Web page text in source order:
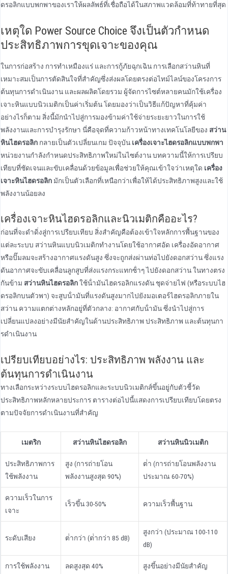
ดรอลิกแบบพกพาของเราให้ผลลัพธ์ที่เชื่อถือได้ในสภาพแวดล้อมที่ท้าทายที่สุด
เหตุใด Power Source Choice จึงเป็นตัวกําหนด
ประสิทธิภาพการขุดเจาะของคุณ
ในการก่อสร้าง การทําเหมืองแร่ และการกู้ภัยฉุกเฉิน การเลือกสว่านหินที่
เหมาะสมเป็นการตัดสินใจที่สําคัญซึ่งส่งผลโดยตรงต่อไทม์ไลน์ของโครงการ
ต้นทุนการดําเนินงาน และผลผลิตโดยรวม ผู้จัดการไซต์หลายคนมักใช้เครื่อง
เจาะหินแบบนิวเมติกเป็นค่าเริ่มต้น โดยมองว่าเป็นวิธีแก้ปัญหาที่คุ้มค่า
อย่างไรก็ตาม สิ่งนี้มักนําไปสู่การมองข้ามค่าใช้จ่ายระยะยาวในการใช้
พลังงานและการบํารุงรักษา นี่คือจุดที่ความก้าวหน้าทางเทคโนโลยีของ สว่าน
หินไฮดรอลิก กลายเป็นตัวเปลี่ยนเกม ปัจจุบัน เครื่องเจาะไฮดรอลิกแบบพกพา
หน่วยงานกําลังกําหนดประสิทธิภาพใหม่ในไซต์งาน บทความนี้ให้การเปรียบ
เทียบที่ชัดเจนและขับเคลื่อนด้วยข้อมูลเพื่อช่วยให้คุณเข้าใจว่าเหตุใด เครื่อง
เจาะหินไฮดรอลิก มักเป็นตัวเลือกที่เหนือกว่าเพื่อให้ได้ประสิทธิภาพสูงและใช้
พลังงานน้อยลง
เครื่องเจาะหินไฮดรอลิกและนิวเมติกคืออะไร?
ก่อนที่จะดําดิ่งสู่การเปรียบเทียบ สิ่งสําคัญคือต้องเข้าใจหลักการพื้นฐานของ
แต่ละระบบ สว่านหินแบบนิวเมติกทํางานโดยใช้อากาศอัด เครื่องอัดอากาศ
หรือปั๊มลมจะสร้างอากาศแรงดันสูง ซึ่งจะถูกส่งผ่านท่อไปยังดอกสว่าน ซึ่งแรง
ดันอากาศจะขับเคลื่อนลูกสูบที่ส่งแรงกระแทกซ้ําๆ ไปยังดอกสว่าน ในทางตรง
กันข้าม สว่านหินไฮดรอลิกใช้น้ํามันไฮดรอลิกแรงดัน ชุดจ่ายไฟ (หรือระบบไฮ
ดรอลิกบนตัวพา) จะสูบน้ํามันที่แรงดันสูงมากไปยังมอเตอร์ไฮดรอลิกภายใน
สว่าน ความแตกต่างหลักอยู่ที่ตัวกลาง: อากาศกับน้ํามัน ซึ่งนําไปสู่การ
เปลี่ยนแปลงอย่างมีนัยสําคัญในด้านประสิทธิภาพ ประสิทธิภาพ และต้นทุนกา
รดําเนินงาน
เปรียบเทียบอย่างไร: ประสิทธิภาพ พลังงาน และ
ต้นทุนการดําเนินงาน
ทางเลือกระหว่างระบบไฮดรอลิกและระบบนิวเมติกส์ขึ้นอยู่กับตัวชี้วัด
ประสิทธิภาพหลักหลายประการ ตารางต่อไปนี้แสดงการเปรียบเทียบโดยตรง
ตามปัจจัยการดําเนินงานที่สําคัญ
เมตริก สว่านหินไฮดรอลิก สว่านหินนิวเมติก
ประสิทธิภาพการ
ใช้พลังงาน
สูง (การถ่ายโอน
พลังงานสูงสุด 90%)
ต่ํา (การถ่ายโอนพลังงาน
ประมาณ 60-70%)
ความเร็วในการ
เจาะ
เร็วขึ้น 30-50% ความเร็วพื้นฐาน
ระดับเสียง ต่ํากว่า (ต่ํากว่า 85 dB)
สูงกว่า (ประมาณ 100-110
dB)
การใช้พลังงาน ลดสูงสุด 40% สูงขึ้นอย่างมีนัยสําคัญ